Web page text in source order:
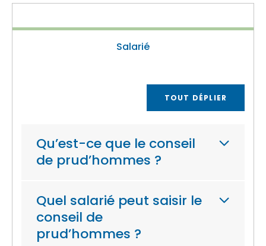
Salarié
TOUT DÉPLIER
Qu’est-ce que le conseil
de prud’hommes ?
Quel salarié peut saisir le
conseil de
prud’hommes ?